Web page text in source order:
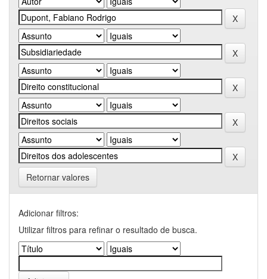
Retornar valores
Adicionar filtros:
Utilizar filtros para refinar o resultado de busca.